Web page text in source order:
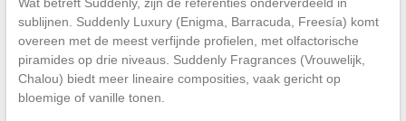
sublijnen. Suddenly Luxury (Enigma, Barracuda, Freesía) komt
overeen met de meest verfijnde profielen, met olfactorische
piramides op drie niveaus. Suddenly Fragrances (Vrouwelijk,
Chalou) biedt meer lineaire composities, vaak gericht op
bloemige of vanille tonen.